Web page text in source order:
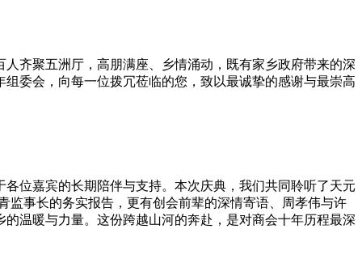
齐聚五洲厅，高朋满座、乡情涌动，既有家乡政府带来的深
委会，向每一位拨冗莅临的您，致以最诚挚的感谢与最崇高
位嘉宾的长期陪伴与支持。本次庆典，我们共同聆听了天元
监事长的务实报告，更有创会前辈的深情寄语、周孝伟与许
温暖与力量。这份跨越山河的奔赴，是对商会十年历程最深